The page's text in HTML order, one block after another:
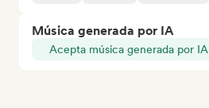
Música generada por IA
Acepta música generada por IA